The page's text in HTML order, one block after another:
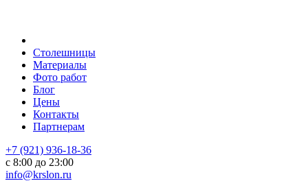
Столешницы
Материалы
Фото работ
Блог
Цены
Контакты
Партнерам
+7 (921) 936-18-36
с 8:00 до 23:00
info@krslon.ru